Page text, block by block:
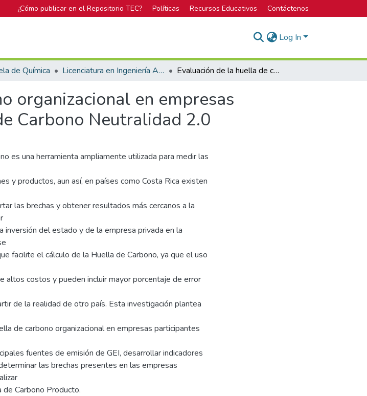
¿Cómo publicar en el Repositorio TEC? Políticas Recursos Educativos Contáctenos
Log In
de Química Licenciatura en Ingeniería Ambiental Evaluación de la huella de carbono organizacional en empresas participantes del Programa País de Carbono Neutralidad 2.0
organizacional en empresas
Carbono Neutralidad 2.0
es una herramienta ampliamente utilizada para medir las
y productos, aun así, en países como Costa Rica existen
las brechas y obtener resultados más cercanos a la
inversión del estado y de la empresa privada en la
facilite el cálculo de la Huella de Carbono, ya que el uso
altos costos y pueden incluir mayor porcentaje de error
de la realidad de otro país. Esta investigación plantea
de carbono organizacional en empresas participantes
fuentes de emisión de GEI, desarrollar indicadores
las brechas presentes en las empresas
Carbono Producto.